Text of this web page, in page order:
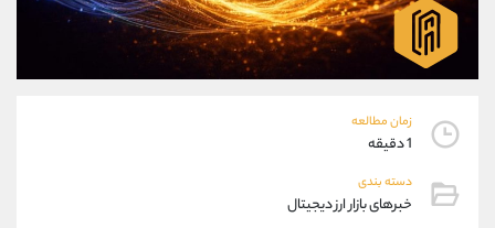
زمان مطالعه
1 دقیقه
دسته بندی
خبرهای بازار ارز دیجیتال
09101364784
واتساپ شروع گفتگو
تلگرام @Armteam_admin_104
پشتیبان فروش
موبایل
واتساپ